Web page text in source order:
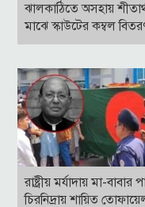
ঝালকাঠিতে অসহায়
মাঝে স্কাউটের কম্বল
রাষ্ট্রীয় মর্যাদায় মা-বাবার
চিরনিদ্রায় শায়িত